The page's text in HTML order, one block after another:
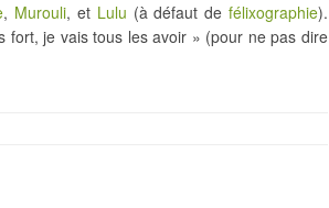
, Murouli, et Lulu (à défaut defélixographie).
fort, je vais tous les avoir » (pour ne pas dire